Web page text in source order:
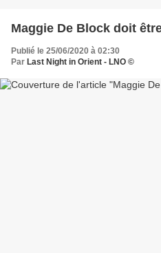
Maggie De Block doit
Publié le 25/06/2020 à 02:30
Par Last Night in Orient - LNO ©